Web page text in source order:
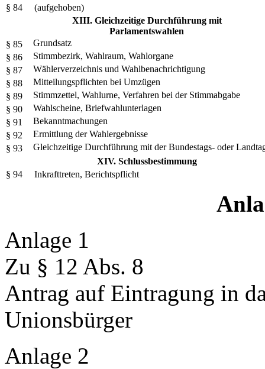
§ 84
(aufgehoben)
XIII. Gleichzeitige Durchführung mit
Parlamentswahlen
§ 85
Grundsatz
§ 86
Stimmbezirk, Wahlraum, Wahlorgane
§ 87
Wählerverzeichnis und Wahlbenachrichtigung
§ 88
Mitteilungspflichten bei Umzügen
§ 89
Stimmzettel, Wahlurne, Verfahren bei der Stimmabgabe
§ 90
Wahlscheine, Briefwahlunterlagen
§ 91
Bekanntmachungen
§ 92
Ermittlung der Wahlergebnisse
§ 93
Gleichzeitige Durchführung mit der Bundestags- oder
XIV. Schlussbestimmung
§ 94
Inkrafttreten, Berichtspflicht
Anlage 1
Zu § 12 Abs. 8
Antrag auf Eintragung in
Unionsbürger
Anlage 2